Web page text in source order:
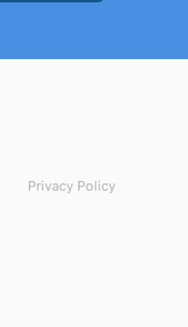
Privacy Policy